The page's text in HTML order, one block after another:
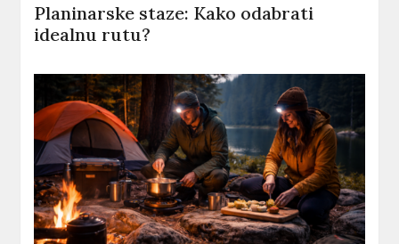
Planinarske staze: Kako odabrati
idealnu rutu?